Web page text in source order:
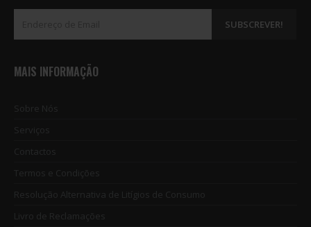
MAIS INFORMAÇÃO
Sobre Nós
Serviços
Contactos
Termos e Condições
Resolução Alternativa de Litígios de Consumo
Livro de Reclamações